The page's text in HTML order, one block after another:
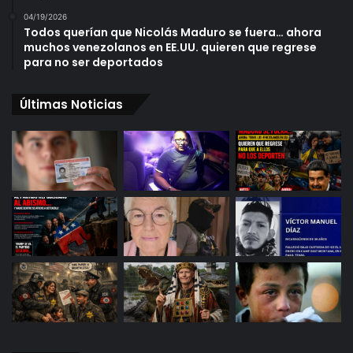
04/19/2026
Todos querían que Nicolás Maduro se fuera… ahora
muchos venezolanos en EE.UU. quieren que regrese
para no ser deportados
Últimas Noticias